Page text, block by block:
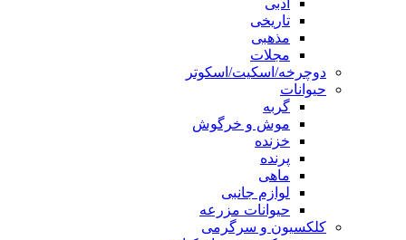
ادبی
تاریخی
مذهبی
مجلات
دوچرخه/اسکیت/اسکوتر
حیوانات
گربه
موش و خرگوش
خزنده
پرنده
ماهی
لوازم جانبی
حیوانات مزرعه
کلکسیون و سرگرمی